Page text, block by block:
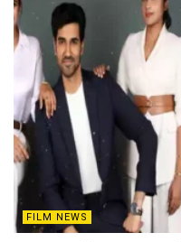
FILM NEWS